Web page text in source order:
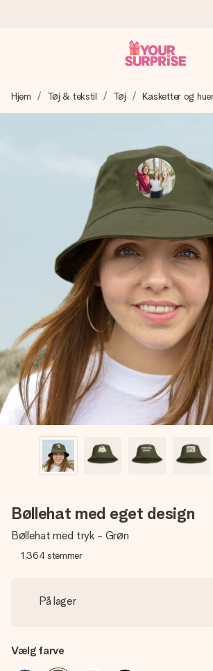
Vi laver din gave med omhu og sender
du kan give den på det helt rette
4,7 (baseret på +15.000
Vores gaver inspirerer. Kunderne giver os
Gratis kort med hilsen
Lav noget særligt i blot få trin – med
billede af dig eller en besked, der går
Intet besvær men udelukkende en masse
øjeblikket.
Hjem Tøj & tekstil Tøj Kasketter og
Bøllehat med eget design
Bøllehat med tryk - Grøn
1,364 stemmer
På lager
Vælg farve